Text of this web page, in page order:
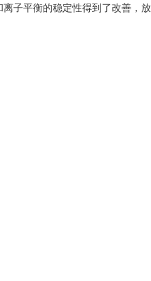
子平衡的稳定性得到了改善，